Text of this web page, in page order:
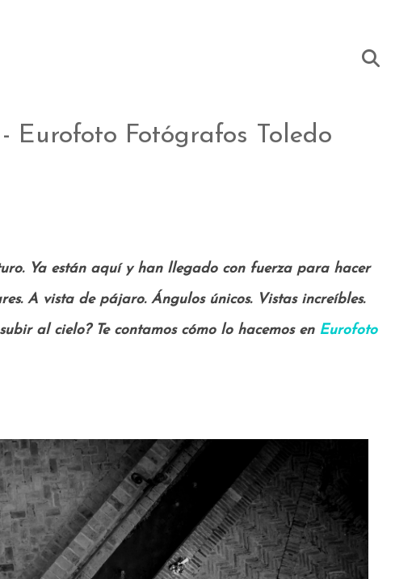
Eurofoto Fotógrafos Toledo
Ya están aquí y han llegado con fuerza para hacer
. A vista de pájaro. Ángulos únicos. Vistas increíbles.
al cielo? Te contamos cómo lo hacemos en Eurofoto